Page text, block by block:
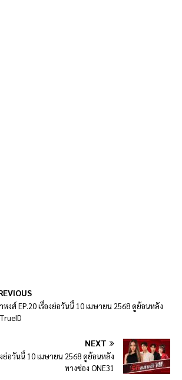
หงส์ EP.20 เรื่องย่อวันนี้ 10 เมษายน 2568 ดูย้อนหลัง
NEXT
ย่อวันนี้ 10 เมษายน 2568 ดูย้อนหลัง
ทางช่อง ONE31